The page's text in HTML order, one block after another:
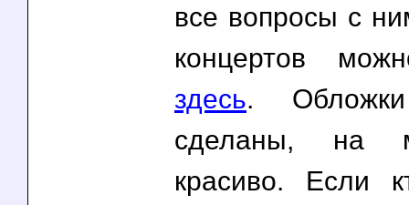
все вопросы с
концертов
здесь.
сделаны, на
красиво. Если